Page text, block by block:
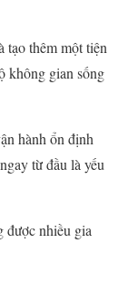
thêm một tiện
không gian sống
hành ổn định
từ đầu là yếu
được nhiều gia